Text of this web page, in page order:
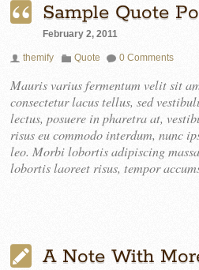
Sample Quote
February 2, 2011
themify Quote 0 Comments
Mauris varius fermentum velit sit
consectetur lacus tellus, sed
lectus, posuere in pharetra at,
risus eu commodo interdum, nunc
leo. Morbi lobortis adipiscing
lobortis laoreet risus, tempor
A Note With